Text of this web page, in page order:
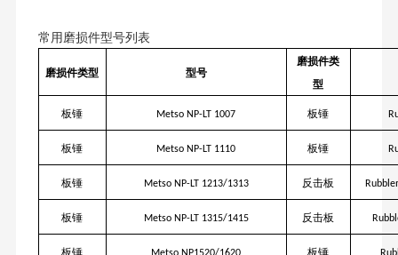
常用磨损件型号列表
磨损件类型 型号
磨损件类
型
板锤 Metso NP-LT 1007 板锤
板锤 Metso NP-LT 1110 板锤
板锤 Metso NP-LT 1213/1313 反击板
板锤 Metso NP-LT 1315/1415 反击板
板锤 板锤